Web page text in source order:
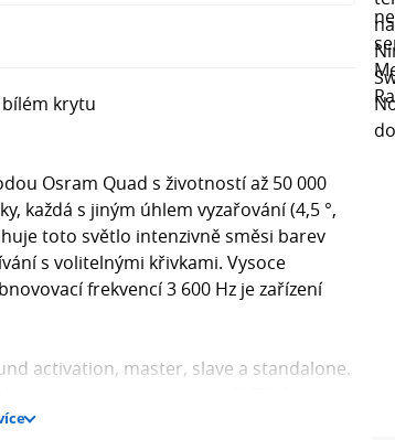
bílém krytu
Osram Quad s životností až 50 000
každá s jiným úhlem vyzařování (4,5 °,
toto světlo intenzivně směsi barev
s volitelnými křivkami. Vysoce
frekvencí 3 600 Hz je zařízení
activation, master, slave a standalone.
celokovový kryt poskytuje 3-kolíkové